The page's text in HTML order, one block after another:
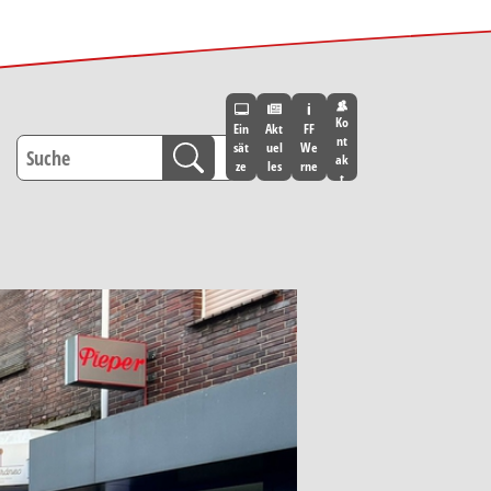
Ein
sät
ze
Akt
uel
les
FF
We
rne
Ko
nt
ak
t